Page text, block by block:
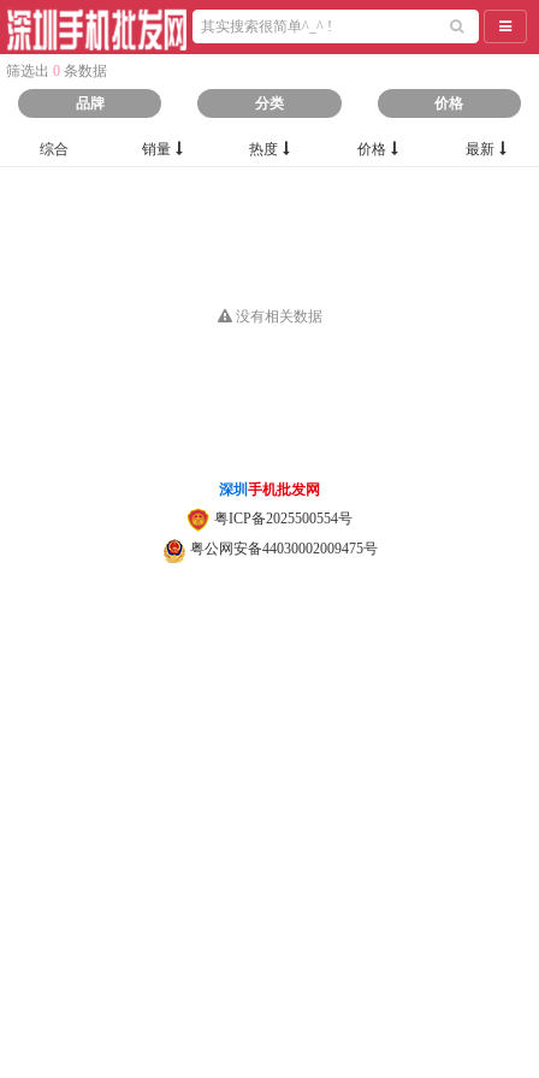
导航
筛选出 0 条数据
品牌
分类 价格
综合 销量 热度 价格 最新
没有相关数据
深圳 手机批发网
粤ICP备2025500554号
粤公网安备44030002009475号